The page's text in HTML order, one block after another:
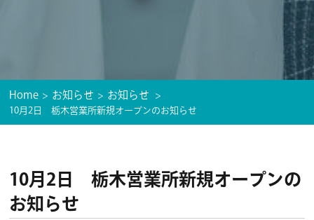
Home お知らせ お知らせ
10月2日 栃木営業所新規オープンのお知らせ
10月2日 栃木営業所新規オープンの
お知らせ